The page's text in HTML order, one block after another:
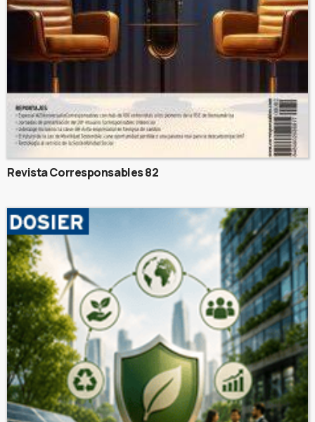
Revista Corresponsables 82